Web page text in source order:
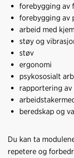
forebygging av
forebygging av
arbeid med
støy og
støv
ergonomi
psykososialt
rapportering av
beredskap og
Du kan ta
repetere og